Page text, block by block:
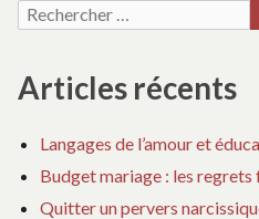
Recherche
Articles récents
Langages de l’amour et
Budget mariage : les regrets
Quitter un pervers